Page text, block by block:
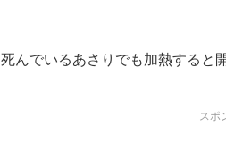
死んでいるあさりでも加熱すると
スポ